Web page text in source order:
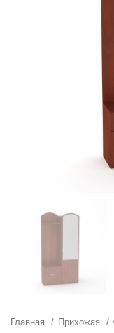
Главная Прихожая